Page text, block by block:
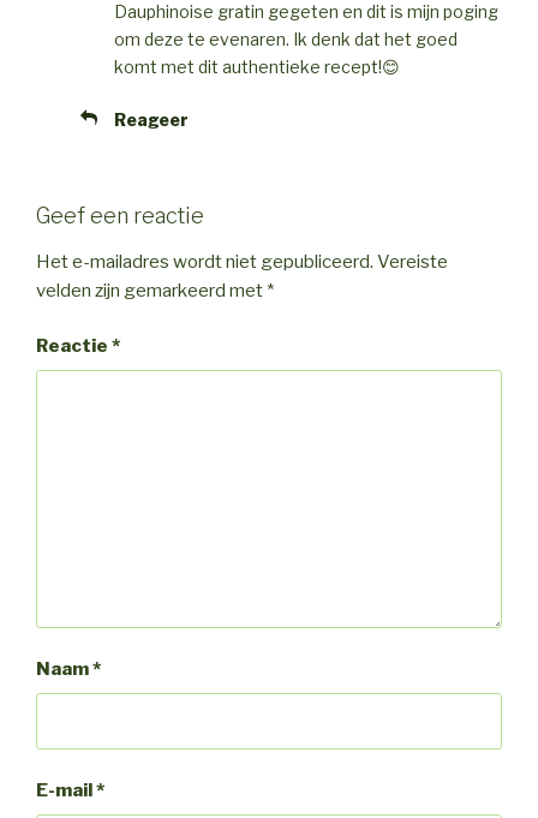
Dauphinoise gratin gegeten en dit is mijn poging
om deze te evenaren. Ik denk dat het goed
komt met dit authentieke recept!😊
Reageer
Geef een reactie
Het e-mailadres wordt niet gepubliceerd. Vereiste
velden zijn gemarkeerd met *
Reactie *
Naam*
E-mail*